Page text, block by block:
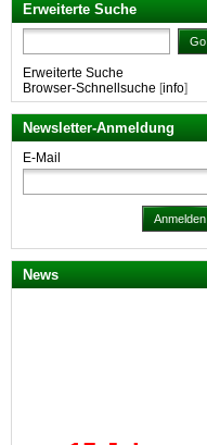
Erweiterte Suche
Go
Erweiterte Suche
Browser-Schnellsuche [info]
Newsletter-Anmeldung
E-Mail
Anmelden
News